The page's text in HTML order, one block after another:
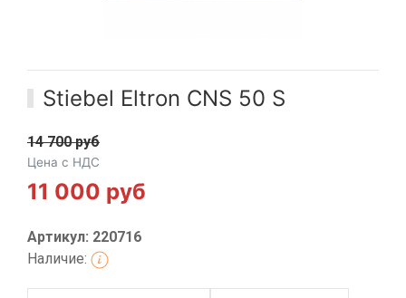
Stiebel Eltron CNS 50 S
14 700 руб
Цена с НДС
11 000 руб
Артикул: 220716
Наличие: